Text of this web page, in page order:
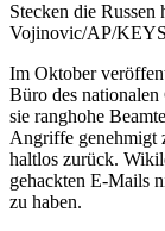
Stecken die
Vojinovic/AP/
Im Oktober
Büro des
sie ranghohe
Angriffe genehmigt
haltlos zurück.
gehackten E-Mails
zu haben.